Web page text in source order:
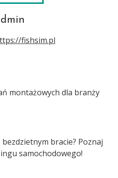
fishsim.pl
montażowych dla branży
bracie? Poznaj
samochodowego!